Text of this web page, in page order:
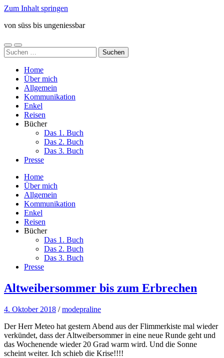
Zum Inhalt springen
von süss bis ungeniessbar
Mobile-
Menü
Suchfeld
ein-/ausblenden
Suchen
nach:
Home
Über mich
Allgemein
Kommunikation
Enkel
Reisen
Bücher
Das 1. Buch
Das 2. Buch
Das 3. Buch
Presse
Home
Über mich
Allgemein
Kommunikation
Enkel
Reisen
Bücher
Das 1. Buch
Das 2. Buch
Das 3. Buch
Presse
Altweibersommer bis zum Erbrechen
4. Oktober 2018 /modepraline
Der Herr Meteo hat gestern Abend aus der Flimmerkiste mal wieder
verkündet, dass der Altweibersommer in eine neue Runde geht und
das Wochenende wieder 20 Grad warm wird. Und die Sonne
scheint weiter. Ich schieb die Krise!!!!